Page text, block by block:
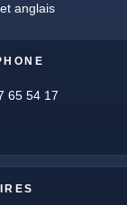
anglais
65 54 17